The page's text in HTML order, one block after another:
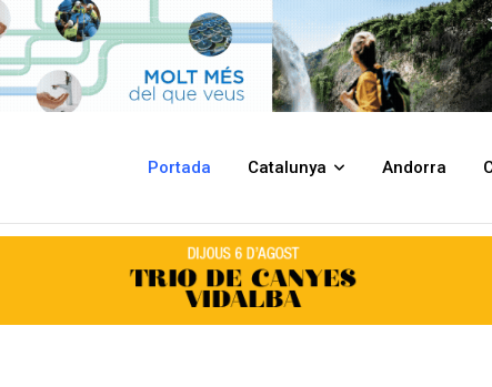
Portada Catalunya Andorra
en el marc del 56è aniversari de l'accident aeri del Montseny